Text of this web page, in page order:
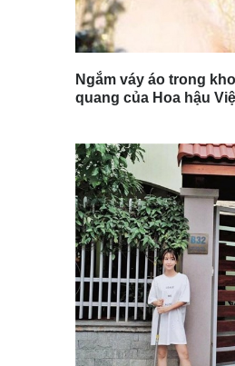
Ngắm váy áo trong
quang của Hoa hậu